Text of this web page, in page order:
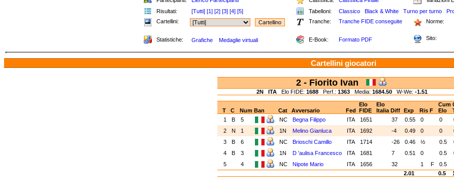
Risultati:
[Tutti] [1] [2] [3] [4] [5] Tabelloni: Classico Black & White Turno per turno
Cartellini:
Tranche: Tranche FIDE conseguite Norme:
Statistiche: Grafiche Medaglie virtuali E-Book: Formato PDF Sito:
Cartellini giocatori
2 - Fiorito Ivan
2N ITA Elo FIDE: 1688 Perf.: 1363 Media: 1684.50 W-We: -1.51
Elo Elo Cum
T
C Num Ban Cat Avversario Fed FIDE Italia Diff Exp Ris F Elo
1
B 5 NC Begna Filippo ITA 1651 37 0.55 0 0
2
N 1 1N Melino Gianluca ITA 1692 -4 0.49 0 0
3
B 6 NC Brioschi Camillo ITA 1714 -26 0.46 ½ 0.5
4
B 3 1N D 'aulisa Francesco ITA 1681 7 0.51 0 0.5
5
4 NC Nipote Mario ITA 1656 32 1 F 0.5
2.01
0.5